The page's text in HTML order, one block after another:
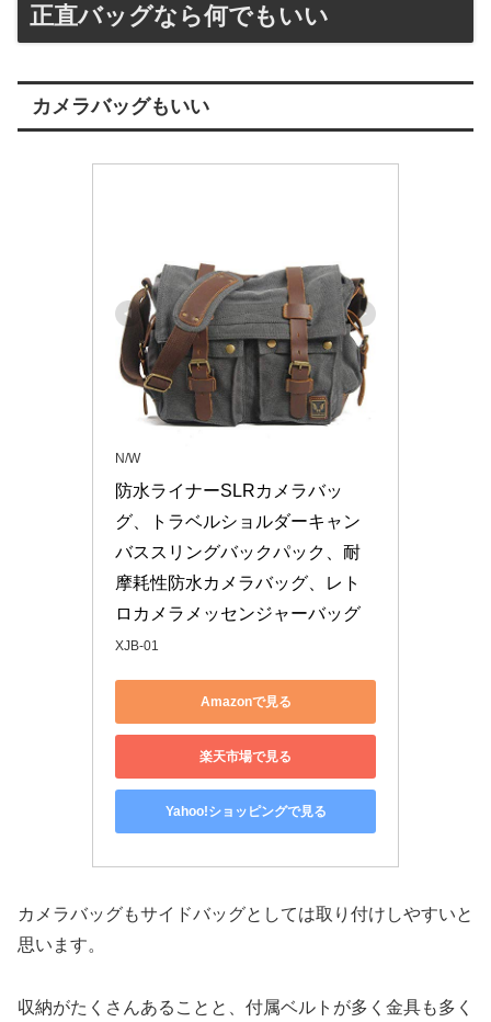
正直バッグなら何でもいい
カメラバッグもいい
N/W
防水ライナーSLRカメラバッ
グ、トラベルショルダーキャン
バススリングバックパック、耐
摩耗性防水カメラバッグ、レト
ロカメラメッセンジャーバッグ
XJB-01
Amazonで見る
楽天市場で見る
Yahoo!ショッピングで見る
カメラバッグもサイドバッグとしては取り付けしやすいと
思います。
収納がたくさんあることと、付属ベルトが多く金具も多く